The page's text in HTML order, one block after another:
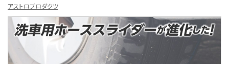
アストロプロダクツ